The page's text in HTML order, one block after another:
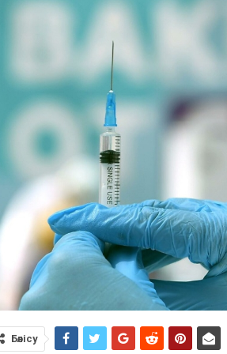
Бөлісу